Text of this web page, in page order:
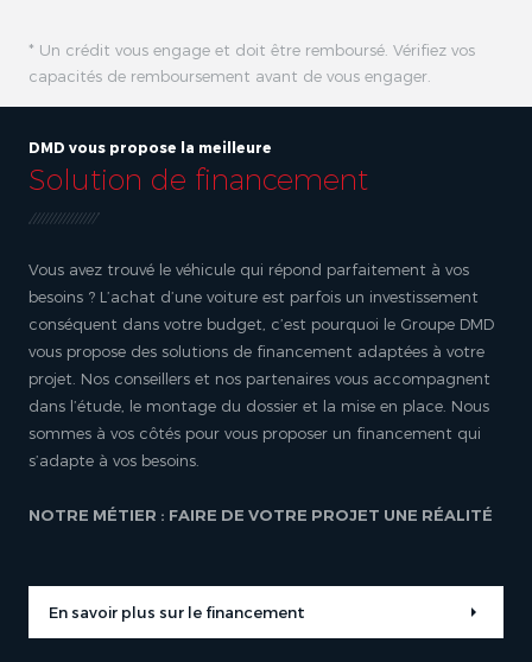
DMD vous propose la meilleure
Solution de financement
Vous avez trouvé le véhicule qui répond parfaitement à vos
besoins ? L’achat d’une voiture est parfois un investissement
conséquent dans votre budget, c’est pourquoi le Groupe DMD
vous propose des solutions de financement adaptées à votre
projet. Nos conseillers et nos partenaires vous accompagnent
dans l’étude, le montage du dossier et la mise en place. Nous
sommes à vos côtés pour vous proposer un financement qui
s’adapte à vos besoins.
NOTRE MÉTIER : FAIRE DE VOTRE PROJET UNE RÉALITÉ
En savoir plus sur le financement
* Un crédit vous engage et doit être remboursé. Vérifiez vos
capacités de remboursement avant de vous engager.